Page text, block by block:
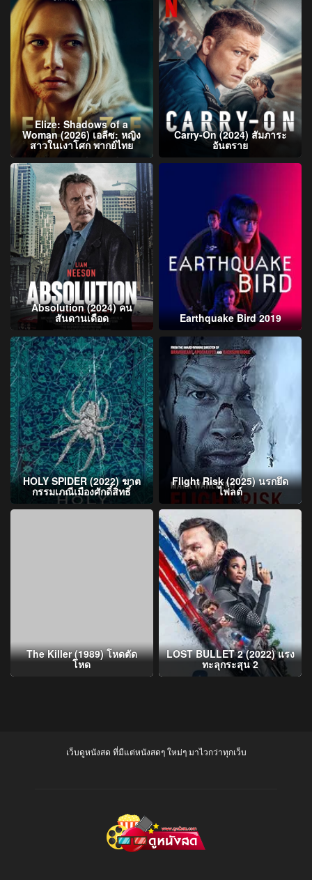
Elize: Shadows of a
Woman (2026) เอลีซ: หญิง
สาวในเงาโศก พากย์ไทย
Carry-On (2024) สัมภาระ
อันตราย
Absolution (2024) คน
สันดานเดือด Earthquake Bird 2019
HOLY SPIDER (2022) ฆาต
กรรมเภณีเมืองศักดิ์สิทธิ์
Flight Risk (2025) นรกยึด
ไฟลต์
The Killer (1989) โหดตัด
โหด
LOST BULLET 2 (2022) แรง
ทะลุกระสุน 2
เว็บดูหนังสด ที่มีแต่หนังสดๆ ใหม่ๆ มาไวกว่าทุกเว็บ